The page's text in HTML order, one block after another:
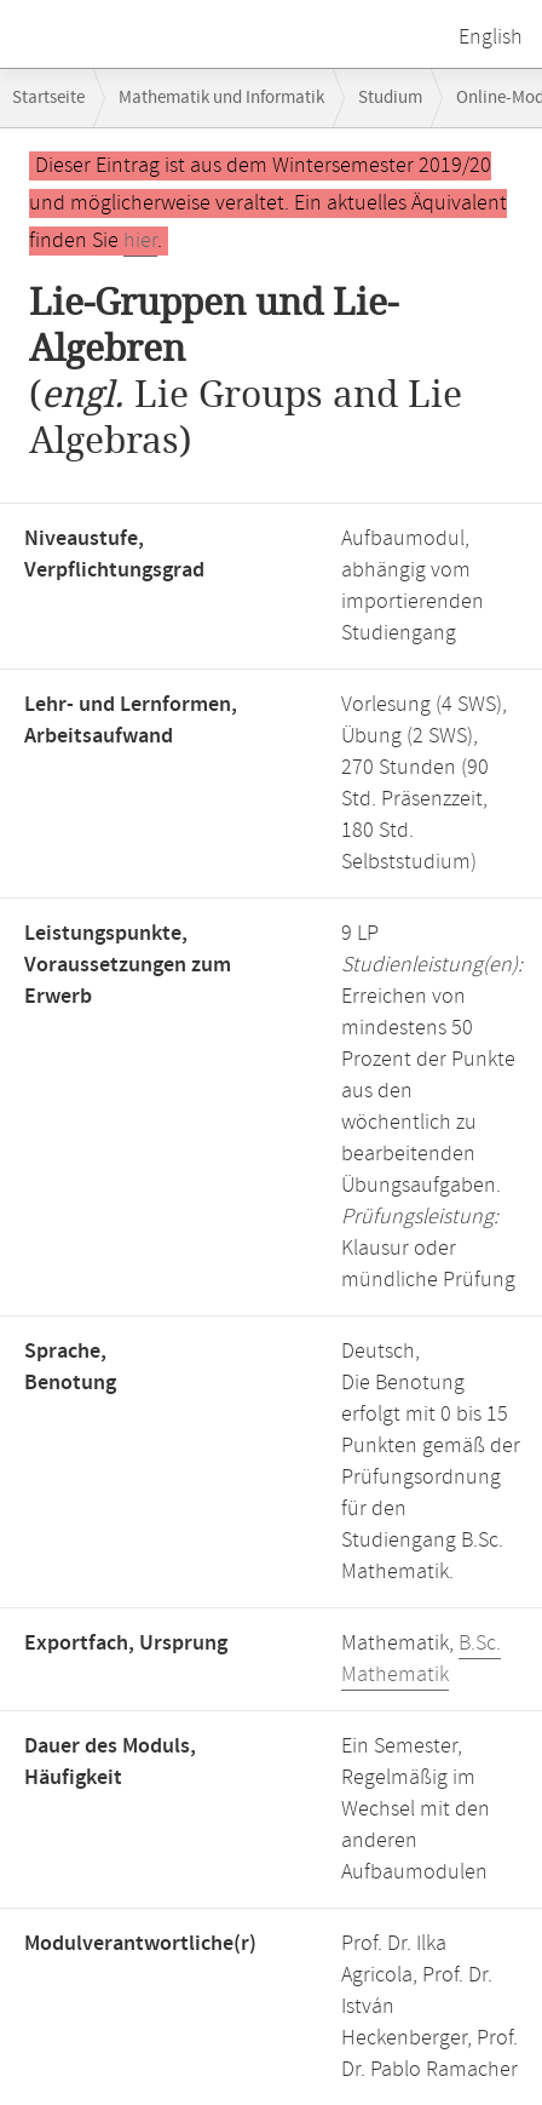
English
Navigation
Startseite Mathematik und Informatik Studium Online-
Hauptinhalt
Dieser Eintrag ist aus dem Wintersemester 2019/20
und möglicherweise veraltet. Ein aktuelles Äquivalent
finden Sie hier.
Lie-Gruppen und Lie-
Algebren
(engl. Lie Groups and Lie
Algebras)
Niveaustufe,
Verpflichtungsgrad
Aufbaumodul,
abhängig vom
importierenden
Studiengang
Lehr- und Lernformen,
Arbeitsaufwand
Vorlesung (4 SWS),
Übung (2 SWS),
270 Stunden (90
Std. Präsenzzeit,
180 Std.
Selbststudium)
Leistungspunkte,
Voraussetzungen zum
Erwerb
9 LP
Studienleistung(en):
Erreichen von
mindestens 50
Prozent der Punkte
aus den
wöchentlich zu
bearbeitenden
Übungsaufgaben.
Prüfungsleistung:
Klausur oder
mündliche Prüfung
Sprache,
Benotung
Deutsch,
Die Benotung
erfolgt mit 0 bis 15
Punkten gemäß der
Prüfungsordnung
für den
Studiengang B.Sc.
Mathematik.
Exportfach, Ursprung Mathematik, B.Sc.
Mathematik
Dauer des Moduls,
Häufigkeit
Ein Semester,
Regelmäßig im
Wechsel mit den
anderen
Aufbaumodulen
Modulverantwortliche(r)
Prof. Dr. Ilka
Agricola, Prof. Dr.
István
Heckenberger, Prof.
Dr. Pablo Ramacher